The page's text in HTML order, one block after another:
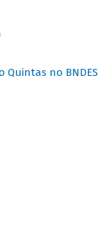
Quintas no BNDES